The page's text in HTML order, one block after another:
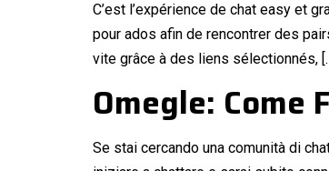
C’est l’expérience de chat easy et
pour ados afin de rencontrer des
vite grâce à des liens sélectionnés,
Omegle: Come
Se stai cercando una comunità di